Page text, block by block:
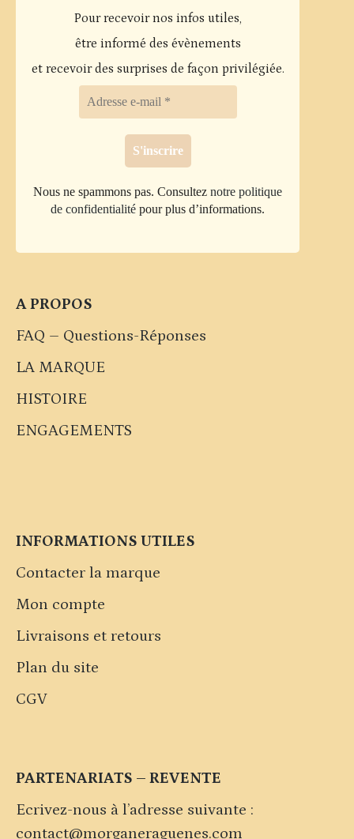
Pour recevoir nos infos utiles,
être informé des évènements
et recevoir des surprises de façon privilégiée.
Nous ne spammons pas. Consulteznotre politique
de confidentialité pour plus d’informations.
A PROPOS
FAQ – Questions-Réponses
LA MARQUE
HISTOIRE
ENGAGEMENTS
INFORMATIONS UTILES
Contacter la marque
Mon compte
Livraisons et retours
Plan du site
CGV
PARTENARIATS – REVENTE
Ecrivez-nous à l’adresse suivante :
contact@morganeraguenes.com